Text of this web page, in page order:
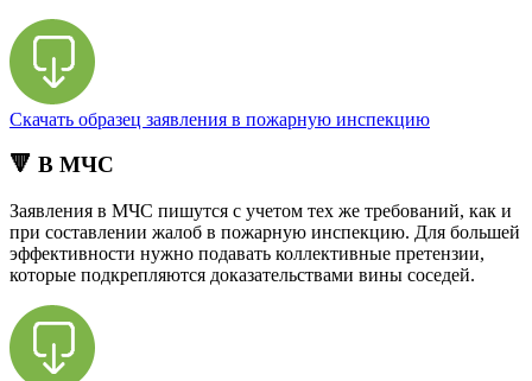
Скачать образец заявления в пожарную инспекцию
🔻 В МЧС
Заявления в МЧС пишутся с учетом тех же требований, как и
при составлении жалоб в пожарную инспекцию. Для большей
эффективности нужно подавать коллективные претензии,
которые подкрепляются доказательствами вины соседей.